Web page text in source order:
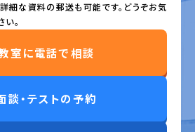
細な資料の郵送も可能です。どうぞお気
。
室に電話で相談
談・テストの予約